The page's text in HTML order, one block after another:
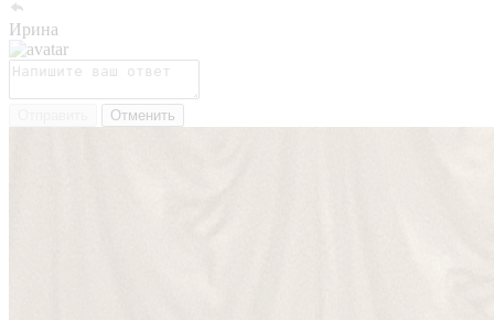
Ирина
Отменить